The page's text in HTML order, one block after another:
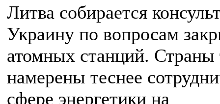
Литва собирается
Украину по вопросам
атомных станций. Страны
намерены теснее
сфере энергетики на